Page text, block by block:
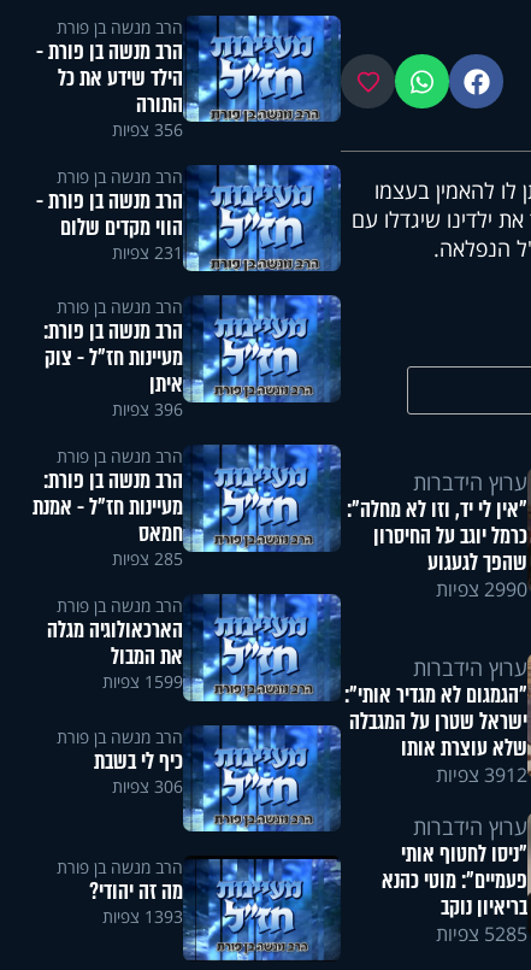
פייסבוקווטסאפ מועדפים
לו להאמין בעצמו
ילדינו שיגדלו עם
הנפלאה.
ערוץ הידברות
"אין לי יד, וזו לא מחלה":
כרמל יוגב על החיסרון
שהפך לגעגוע
2990 צפיות
ערוץ הידברות
"הגמגום לא מגדיר אותי":
ישראל שטרן על המגבלה
שלא עוצרת אותו
3912 צפיות
ערוץ הידברות
"ניסו לחטוף אותי
פעמיים": מוטי כהנא
בריאיון נוקב
5285 צפיות
הרב מנשה בן פורת
הרב מנשה בן פורת -
הילד שידע את כל
התורה
356 צפיות
הרב מנשה בן פורת
הרב מנשה בן פורת -
הווי מקדים שלום
231 צפיות
הרב מנשה בן פורת
הרב מנשה בן פורת:
מעיינות חז"ל - צוק
איתן
396 צפיות
הרב מנשה בן פורת
הרב מנשה בן פורת:
מעיינות חז"ל - אמנת
חמאס
285 צפיות
הרב מנשה בן פורת
הארכאולוגיה מגלה
את המבול
1599 צפיות
הרב מנשה בן פורת
כיף לי בשבת
306 צפיות
הרב מנשה בן פורת
מה זה יהודי?
1393 צפיות